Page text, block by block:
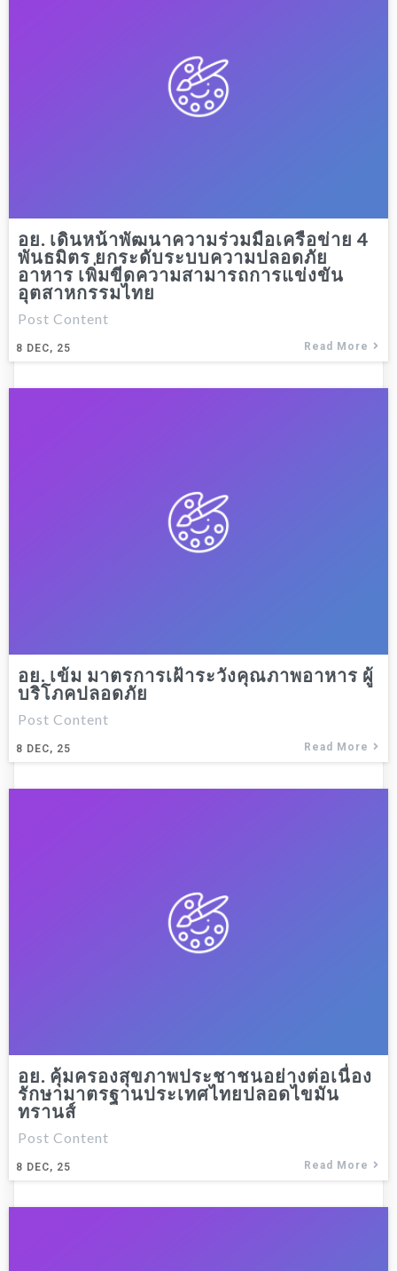
อย. เดินหน้าพัฒนาความร่วมมือเครือข่าย 4
พันธมิตร ยกระดับระบบความปลอดภัย
อาหาร เพิ่มขีดความสามารถการแข่งขัน
อุตสาหกรรมไทย
8 DEC, 25
Post Content
Read More
อย. เข้ม มาตรการเฝ้าระวังคุณภาพอาหาร ผู้
บริโภคปลอดภัย
8 DEC, 25
Post Content
Read More
อย. คุ้มครองสุขภาพประชาชนอย่างต่อเนื่อง
รักษามาตรฐานประเทศไทยปลอดไขมัน
ทรานส์
8 DEC, 25
Post Content
Read More